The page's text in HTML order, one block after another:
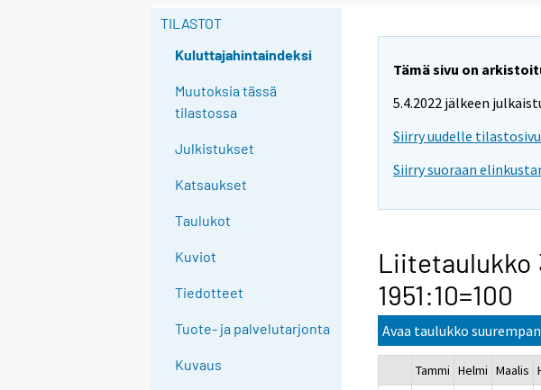
TILASTOT
Kuluttajahintaindeksi
Muutoksia tässä
tilastossa
Julkistukset
Katsaukset
Taulukot
Kuviot
Tiedotteet
Tuote- ja palvelutarjonta
Kuvaus
Tämä sivu on
5.4.2022 jälkeen
Siirry uudelle
Siirry suoraan
Liitetaulukko
1951:10=100
Avaa taulukko
Tammi Helmi Maalis